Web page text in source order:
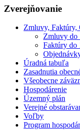
Zverejňovanie
Zmluvy, Faktúry,
Zmluvy do
Faktúry do
Úradná tabuľa
Zasadnutia
Všeobecne
Hospodárenie
Územný plán
Verejné
Voľby
Program